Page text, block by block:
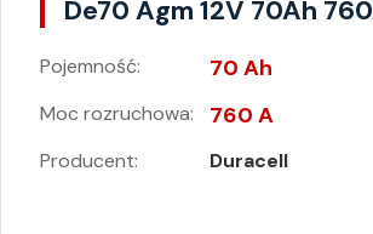
De70 Agm 12V 70Ah
Pojemność: 70 Ah
Moc rozruchowa: 760 A
Producent: Duracell